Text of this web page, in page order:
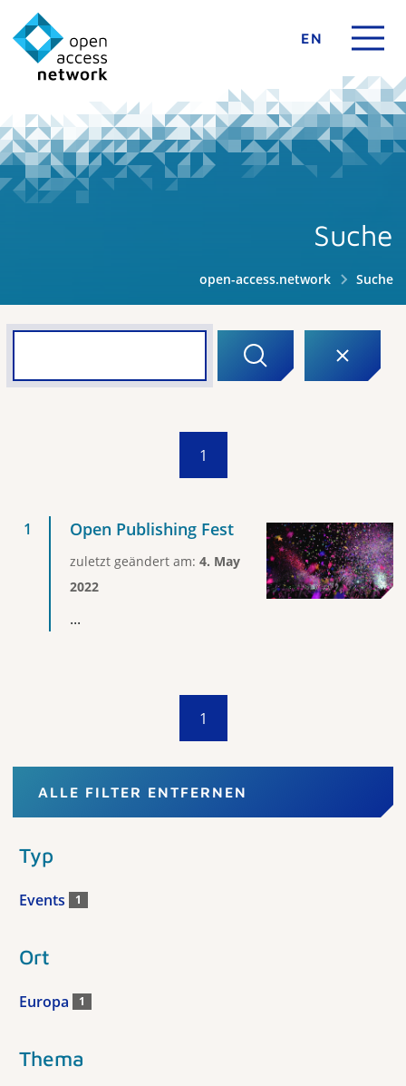
EN
Suche
open-access.network Suche
1
Open Publishing Fest
zuletzt geändert am: 4. May
2022
...
1
ALLE FILTER ENTFERNEN
Typ
Events 1
Ort
Europa 1
Thema